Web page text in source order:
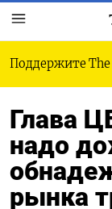
Поддержите The
Глава
надо
рынка